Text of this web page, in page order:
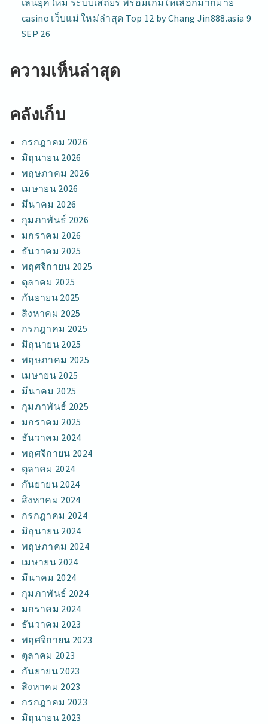
casino เว็บแม่ ใหม่ล่าสุด Top 12 by Chang Jin888.asia 9
SEP 26
ความเห็นล่าสุด
คลังเก็บ
กรกฎาคม 2026
มิถุนายน 2026
พฤษภาคม 2026
เมษายน 2026
มีนาคม 2026
กุมภาพันธ์ 2026
มกราคม 2026
ธันวาคม 2025
พฤศจิกายน 2025
ตุลาคม 2025
กันยายน 2025
สิงหาคม 2025
กรกฎาคม 2025
มิถุนายน 2025
พฤษภาคม 2025
เมษายน 2025
มีนาคม 2025
กุมภาพันธ์ 2025
มกราคม 2025
ธันวาคม 2024
พฤศจิกายน 2024
ตุลาคม 2024
กันยายน 2024
สิงหาคม 2024
กรกฎาคม 2024
มิถุนายน 2024
พฤษภาคม 2024
เมษายน 2024
มีนาคม 2024
กุมภาพันธ์ 2024
มกราคม 2024
ธันวาคม 2023
พฤศจิกายน 2023
ตุลาคม 2023
กันยายน 2023
สิงหาคม 2023
กรกฎาคม 2023
มิถุนายน 2023